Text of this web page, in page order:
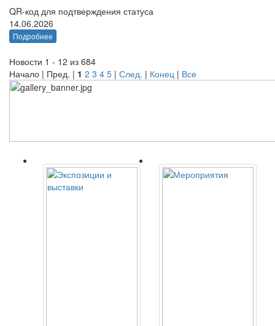
QR-код для подтверждения статуса
14.06.2026
Подробнее
Новости 1 - 12 из 684
Начало | Пред. | 1 2 3 4 5 | След. | Конец | Все